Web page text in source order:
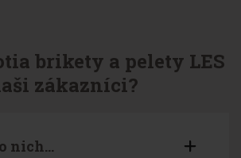
brikety a pelety LES
zákazníci?
nich...